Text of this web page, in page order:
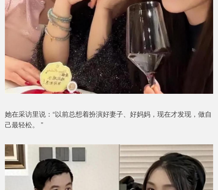
她在采访里说：“以前总想着扮演好妻子、好妈妈，现在才发现，做自
己最轻松。 ”